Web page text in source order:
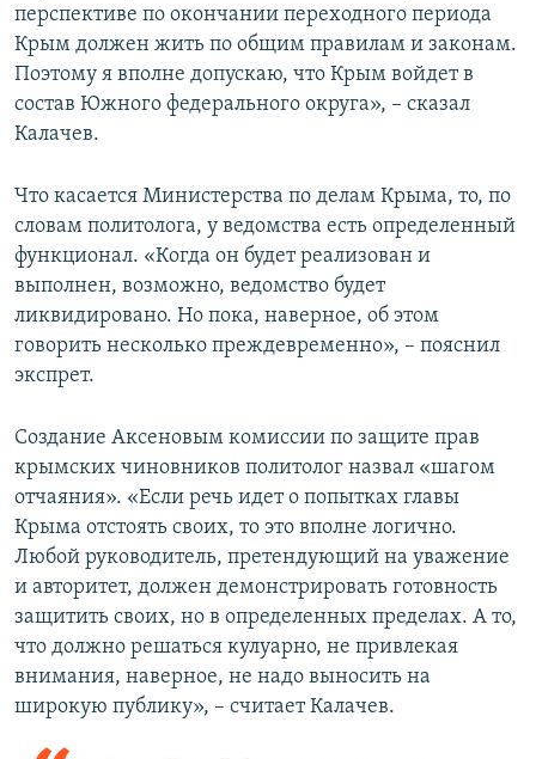
перспективе по окончании переходного периода
Крым должен жить по общим правилам и законам.
Поэтому я вполне допускаю, что Крым войдет в
состав Южного федерального округа», – сказал
Калачев.
Что касается Министерства по делам Крыма, то, по
словам политолога, у ведомства есть определенный
функционал. «Когда он будет реализован и
выполнен, возможно, ведомство будет
ликвидировано. Но пока, наверное, об этом
говорить несколько преждевременно», – пояснил
экспрет.
Создание Аксеновым комиссии по защите прав
крымских чиновников политолог назвал «шагом
отчаяния». «Если речь идет о попытках главы
Крыма отстоять своих, то это вполне логично.
Любой руководитель, претендующий на уважение
и авторитет, должен демонстрировать готовность
защитить своих, но в определенных пределах. А то,
что должно решаться кулуарно, не привлекая
внимания, наверное, не надо выносить на
широкую публику», – считает Калачев.